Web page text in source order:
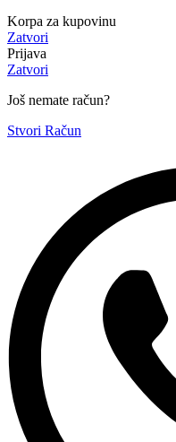
Korpa za kupovinu
Zatvori
Prijava
Zatvori
Još nemate račun?
Stvori Račun